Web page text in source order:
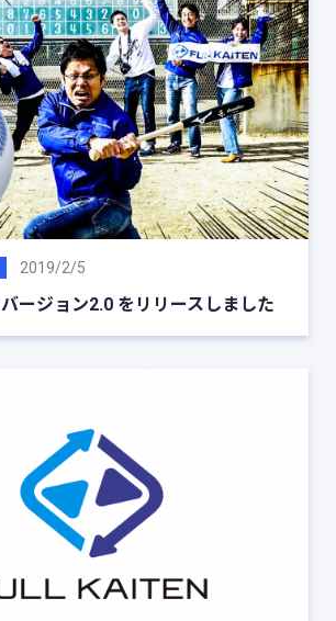
2019/2/5
ージョン2.0 をリリースしました